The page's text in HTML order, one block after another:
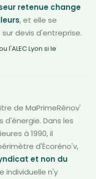
retenue change
, et elle se
devis d'entreprise.
l'ALEC Lyon si le
de MaPrimeRénov'
Dans les
à 1990, il
d'Écoréno'v,
et non du
individuelle n'y